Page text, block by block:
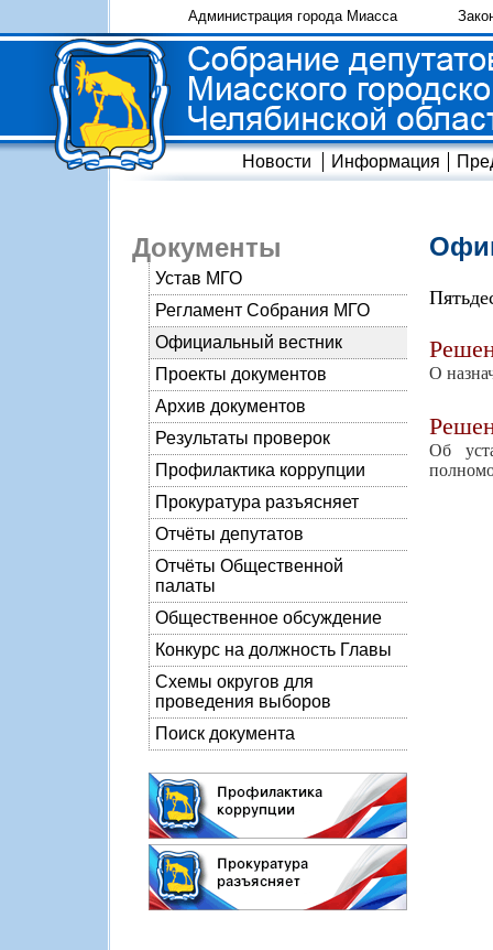
Администрация города Миасса
Новости Информация
Документы
Устав МГО
Регламент Собрания МГО
Официальный вестник
Проекты документов
Архив документов
Результаты проверок
Профилактика коррупции
Прокуратура разъясняет
Отчёты депутатов
Отчёты Общественной
палаты
Общественное обсуждение
Конкурс на должность Главы
Схемы округов для
проведения выборов
Поиск документа
О
Об